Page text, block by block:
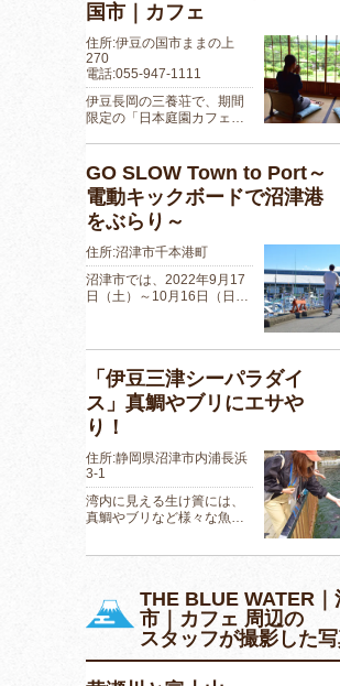
国市｜カフェ
住所:伊豆の国市ままの上
270
電話:055-947-1111
伊豆長岡の三養荘で、期間
限定の「日本庭園カフェ…
GO SLOW Town to Port～
電動キックボードで沼津港
をぶらり～
住所:沼津市千本港町
沼津市では、2022年9月17
日（土）～10月16日（日…
「伊豆三津シーパラダイ
ス」真鯛やブリにエサや
り！
住所:静岡県沼津市内浦長浜
3-1
湾内に見える生け簀には、
真鯛やブリなど様々な魚…
THE BLUE WATER｜
市｜カフェ 周辺の
スタッフが撮影した